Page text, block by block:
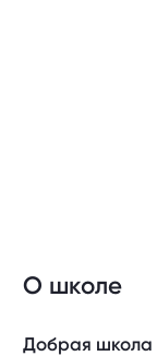
О школе
Добрая школа